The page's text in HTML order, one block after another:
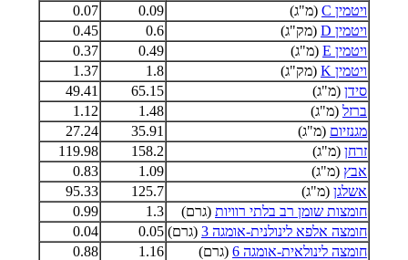
ויטמין C
(מ"ג) 0.09
0.07
ויטמין D
(מק"ג) 0.6
0.45
ויטמין E
(מ"ג) 0.49
0.37
ויטמין K
(מק"ג) 1.8
1.37
סידן (מ"ג) 65.15
49.41
ברזל (מ"ג) 1.48
1.12
מגנזיום (מ"ג) 35.91
27.24
זרחן (מ"ג) 158.2
119.98
אבץ (מ"ג) 1.09
0.83
אשלגן (מ"ג) 125.7
95.33
חומצות שומן רב בלתי רוויות (גרם) 1.3
0.99
חומצה אלפא לינולנית-אומגה 3
(גרם) 0.05
0.04
חומצה לינולאית-אומגה 6
(גרם) 1.16
0.88